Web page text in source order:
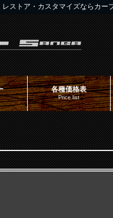
ストア・カスタマイズならカー
各種価格表
Price list